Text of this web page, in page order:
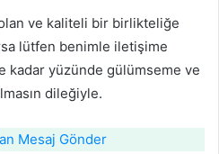
ve kaliteli bir birlikteliğe
lütfen benimle iletişime
kadar yüzünde gülümseme ve
dileğiyle.
Mesaj Gönder